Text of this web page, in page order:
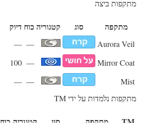
מתקפות ביצה
מתקפה סוג קטגוריה כוח דיוק
Aurora Veil
—
—
Mirror Coat
—
100
Mist
—
—
מתקפות נלמדות על ידי TM